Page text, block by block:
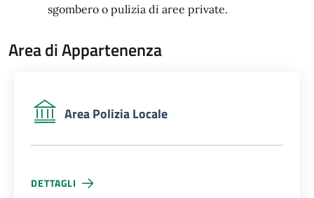
sgombero o pulizia di aree private.
Area di Appartenenza
Area Polizia Locale
DETTAGLI
AREA POLIZIA LOCALE